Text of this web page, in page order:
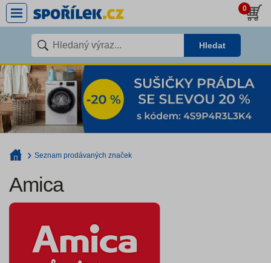
0
Hledat
Seznam prodávaných značek
Amica